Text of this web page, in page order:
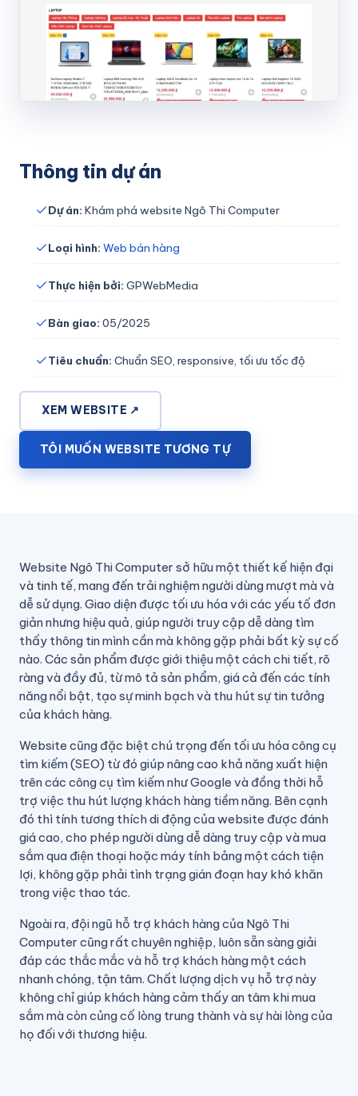
Công nghệ và bảo mật
Mạng xã hội và Fanpage
Công cụ hỗ trợ và hướng dẫn sử dụng
Thông tin dự án
Dự án: Khám phá website Ngô Thi Computer
Loại hình: Web bán hàng
Thực hiện bởi: GPWebMedia
Bàn giao: 05/2025
Tiêu chuẩn: Chuẩn SEO, responsive, tối ưu tốc độ
XEM WEBSITE ↗
TÔI MUỐN WEBSITE TƯƠNG TỰ
Website Ngô Thi Computer sở hữu một thiết kế hiện đại
và tinh tế, mang đến trải nghiệm người dùng mượt mà và
dễ sử dụng. Giao diện được tối ưu hóa với các yếu tố đơn
giản nhưng hiệu quả, giúp người truy cập dễ dàng tìm
thấy thông tin mình cần mà không gặp phải bất kỳ sự cố
nào. Các sản phẩm được giới thiệu một cách chi tiết, rõ
ràng và đầy đủ, từ mô tả sản phẩm, giá cả đến các tính
năng nổi bật, tạo sự minh bạch và thu hút sự tin tưởng
của khách hàng.
Website cũng đặc biệt chú trọng đến tối ưu hóa công cụ
tìm kiếm (SEO) từ đó giúp nâng cao khả năng xuất hiện
trên các công cụ tìm kiếm như Google và đồng thời hỗ
trợ việc thu hút lượng khách hàng tiềm năng. Bên cạnh
đó thì tính tương thích di động của website được đánh
giá cao, cho phép người dùng dễ dàng truy cập và mua
sắm qua điện thoại hoặc máy tính bảng một cách tiện
lợi, không gặp phải tình trạng gián đoạn hay khó khăn
trong việc thao tác.
Ngoài ra, đội ngũ hỗ trợ khách hàng của Ngô Thi
Computer cũng rất chuyên nghiệp, luôn sẵn sàng giải
đáp các thắc mắc và hỗ trợ khách hàng một cách
nhanh chóng, tận tâm. Chất lượng dịch vụ hỗ trợ này
không chỉ giúp khách hàng cảm thấy an tâm khi mua
sắm mà còn củng cố lòng trung thành và sự hài lòng của
họ đối với thương hiệu.